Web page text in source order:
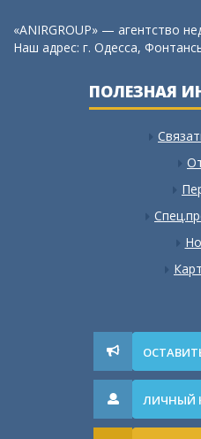
«ANIRGROUP» — агентство
Наш адрес: г. Одесса,
ПОЛЕЗНАЯ
ЛИЧНЫЙ